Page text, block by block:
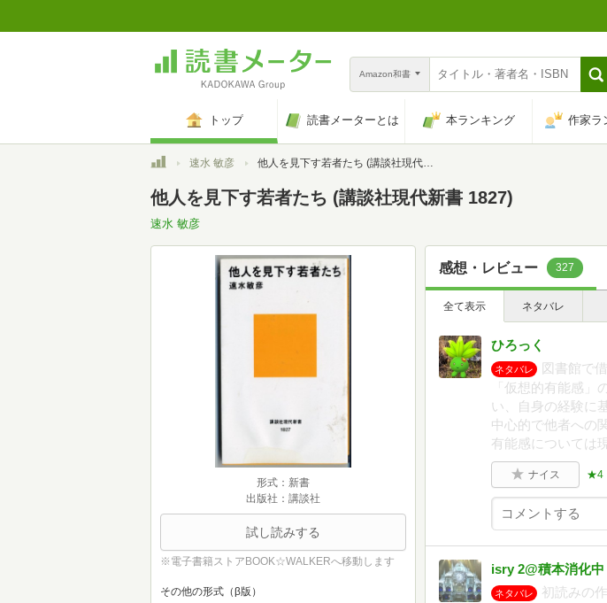
Amazon和書
トップ 読書メーターとは 本ランキング 作家ラ
トップ速水 敏彦 他人を見下す若者たち (講談社現代新書 1827)
他人を見下す若者たち (講談社現代新書 1827)
速水 敏彦
形式：新書
出版社：講談社
試し読みする
※電子書籍ストアBOOK☆WALKERへ移動します
その他の形式（β版）
感想・レビュー 327
全て表示 ネタバレ
ひろっく
ネタバレ
図書館で
「仮想的有能感
い、自身の経験に
中心的で他者への
有能感については
ナイス ★4
isry 2@積本消化中
ネタバレ
初読みの